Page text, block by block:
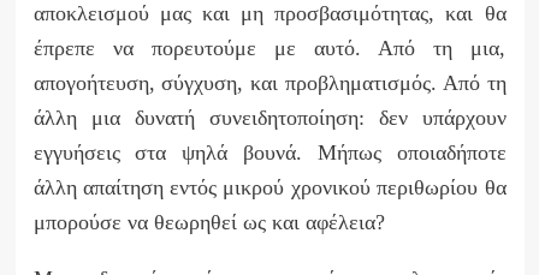
αποκλεισμού μας και μη προσβασιμότητας, και θα
έπρεπε να πορευτούμε με αυτό. Από τη μια,
απογοήτευση, σύγχυση, και προβληματισμός. Από τη
άλλη μια δυνατή συνειδητοποίηση: δεν υπάρχουν
εγγυήσεις στα ψηλά βουνά. Μήπως οποιαδήποτε
άλλη απαίτηση εντός μικρού χρονικού περιθωρίου θα
μπορούσε να θεωρηθεί ως και αφέλεια?